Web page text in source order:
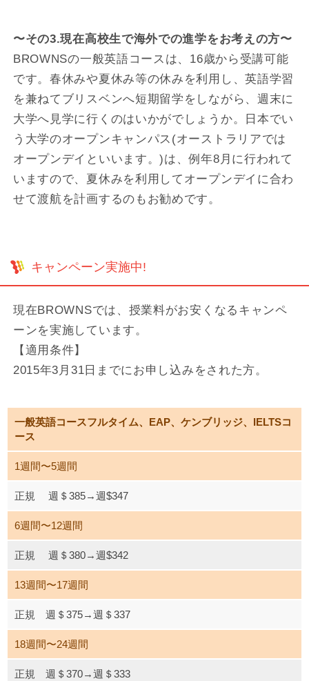
〜その3.現在高校生で海外での進学をお考えの方〜
BROWNSの一般英語コースは、16歳から受講可能
です。春休みや夏休み等の休みを利用し、英語学習
を兼ねてブリスベンへ短期留学をしながら、週末に
大学へ見学に行くのはいかがでしょうか。日本でい
う大学のオープンキャンパス(オーストラリアでは
オープンデイといいます。)は、例年8月に行われて
いますので、夏休みを利用してオープンデイに合わ
せて渡航を計画するのもお勧めです。
キャンペーン実施中!
現在BROWNSでは、授業料がお安くなるキャンペ
ーンを実施しています。
【適用条件】
2015年3月31日までにお申し込みをされた方。
一般英語コースフルタイム、EAP、ケンブリッジ、IELTSコ
ース
1週間〜5週間
正規 週＄385→週$347
6週間〜12週間
正規 週＄380→週$342
13週間〜17週間
正規 週＄375→週＄337
18週間〜24週間
正規 週＄370→週＄333